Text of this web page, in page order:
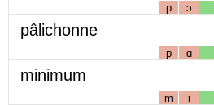
p ɔ
pâlichonne
p ɑ
minimum
m i